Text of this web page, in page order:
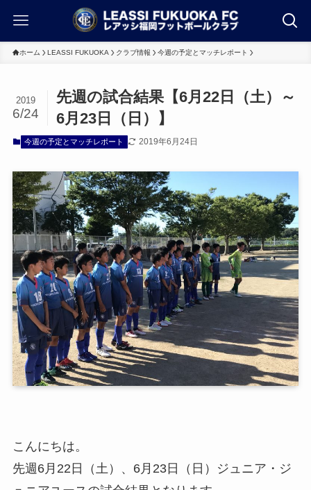
ホーム LEASSI FUKUOKA クラブ情報 今週の予定とマッチレポート
先週の試合結果【6月22日（土）～
6月23日（日）】
2019
6/24
今週の予定とマッチレポート 2019年6月24日
こんにちは。
先週6月22日（土）、6月23日（日）ジュニア・ジ